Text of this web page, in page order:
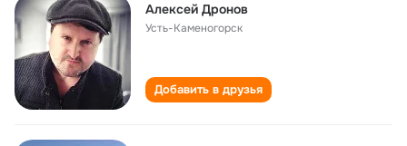
Алексей Дронов
Усть-Каменогорск
Добавить в друзья